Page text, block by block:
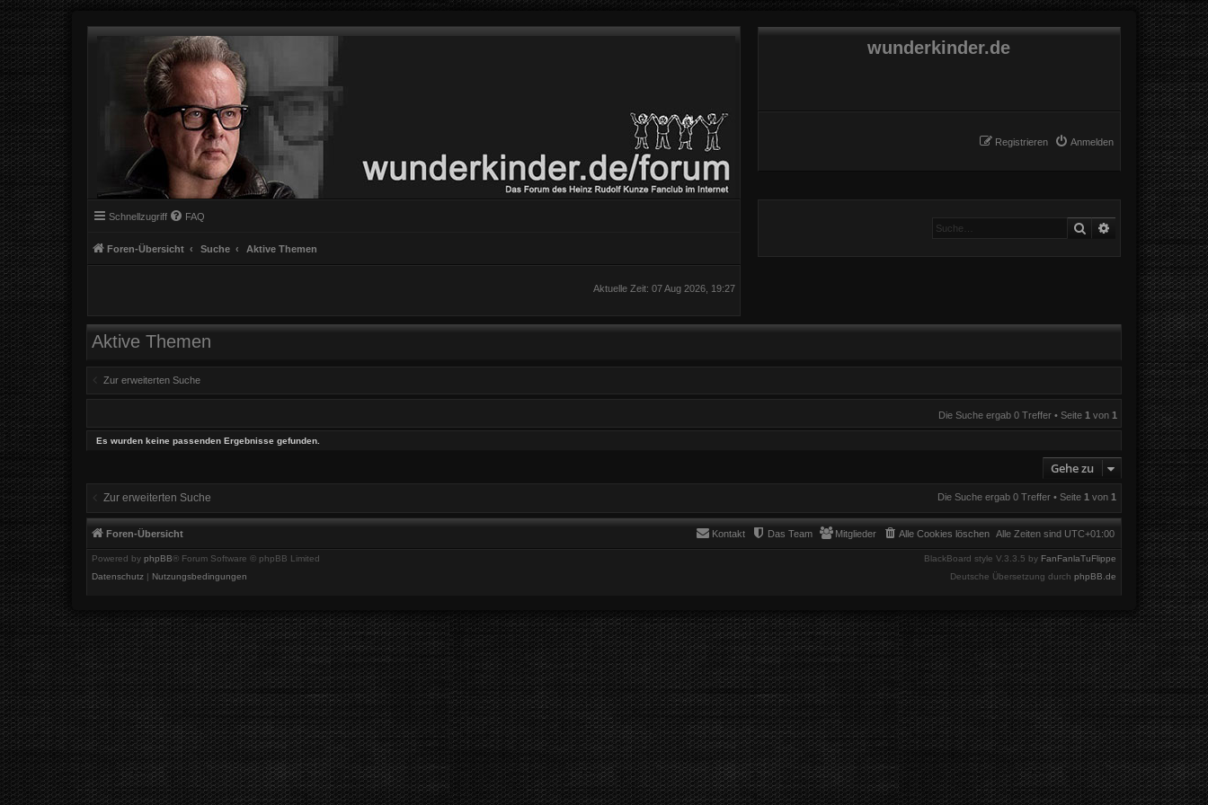
wunderkinder.de
Anmelden
Registrieren
Schnellzugriff FAQ
Foren-Übersicht Suche Aktive Themen
Suche Erweiterte Suche
Aktuelle Zeit: 07 Aug 2026, 19:27
Aktive Themen
Zur erweiterten Suche
Die Suche ergab 0 Treffer • Seite 1 von 1
Es wurden keine passenden Ergebnisse gefunden.
Gehe zu
Zur erweiterten Suche Die Suche ergab 0 Treffer • Seite 1 von 1
Foren-Übersicht Alle Zeiten sind UTC+01:00
Alle Cookies löschen
Mitglieder
Das Team
Kontakt
Powered by phpBB® Forum Software © phpBB Limited BlackBoard style V.3.3.5 by FanFanlaTuFlippe
Deutsche Übersetzung durch phpBB.de
Datenschutz | Nutzungsbedingungen